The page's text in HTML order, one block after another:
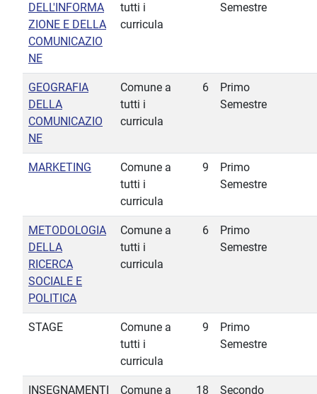
DELL'INFORMA
ZIONE E DELLA
COMUNICAZIO
NE
tutti i
curricula
Semestre
GEOGRAFIA
DELLA
COMUNICAZIO
NE
Comune a
tutti i
curricula
6
Primo
Semestre
MARKETING
Comune a
tutti i
curricula
9
Primo
Semestre
METODOLOGIA
DELLA
RICERCA
SOCIALE E
POLITICA
Comune a
tutti i
curricula
6
Primo
Semestre
STAGE
Comune a
tutti i
curricula
9
Primo
Semestre
INSEGNAMENTI Comune a 18 Secondo